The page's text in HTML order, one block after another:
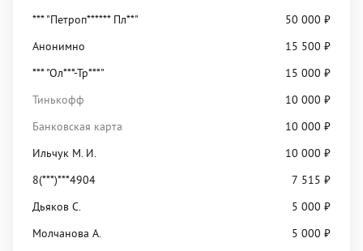
*** "Петроп****** Пл**"
50 000 ₽
Анонимно
15 500 ₽
*** "Ол***-Тр***"
15 000 ₽
Тинькофф
10 000 ₽
Банковская карта
10 000 ₽
Ильчук М. И.
10 000 ₽
8(***)***4904
7 515 ₽
Дьяков С.
5 000 ₽
Молчанова А.
5 000 ₽